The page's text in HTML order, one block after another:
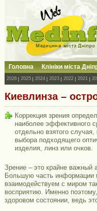
Головна Клініки міста
2026 2025 2024 2023 2022 2021
Киевлинза –
Коррекция зрения
наиболее эффективного
отдельно взятого случая,
выбора подходящего
изделия, линз или очков.
Зрение – это крайне важный
Большую часть информации
взаимодействуем с миром
восприятию. Именно
здоровом состоянии, ведь